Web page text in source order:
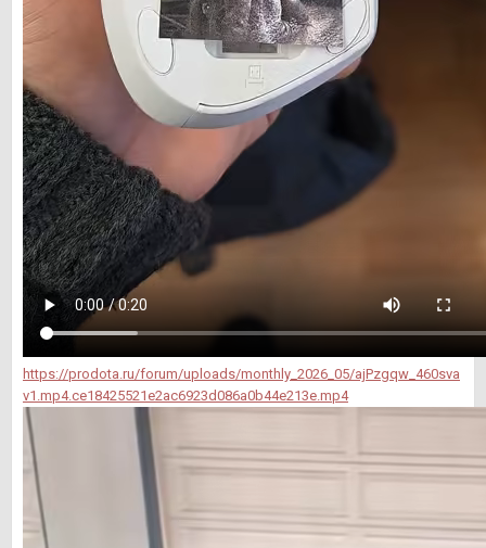
https://prodota.ru/forum/uploads/monthly_2026_05/ajPzgqw_460sva
v1.mp4.ce18425521e2ac6923d086a0b44e213e.mp4